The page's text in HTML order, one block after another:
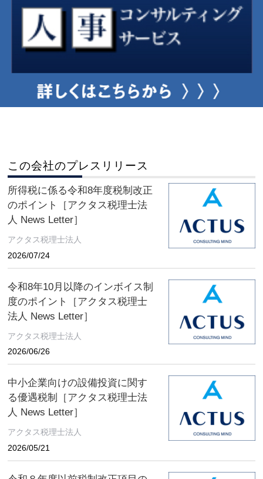
この会社のプレスリリース
所得税に係る令和8年度税制改正
のポイント［アクタス税理士法
人 News Letter］
アクタス税理士法人
2026/07/24
令和8年10月以降のインボイス制
度のポイント［アクタス税理士
法人 News Letter］
アクタス税理士法人
2026/06/26
中小企業向けの設備投資に関す
る優遇税制［アクタス税理士法
人 News Letter］
アクタス税理士法人
2026/05/21